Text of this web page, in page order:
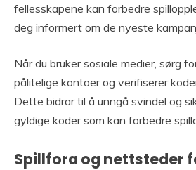
fellesskapene kan forbedre
deg informert om de nyeste
Når du bruker sosiale medier, sørg
pålitelige kontoer og verifiserer
Dette bidrar til å unngå svindel og
gyldige koder som kan forbedre
Spillfora og nettsteder